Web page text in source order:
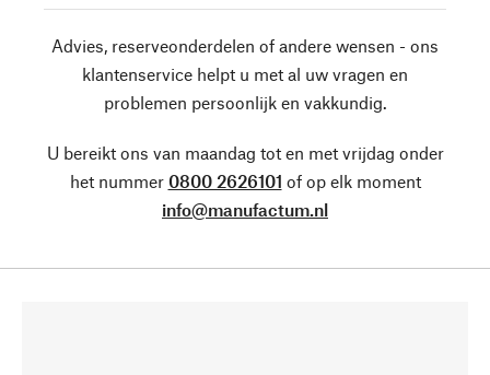
Advies, reserveonderdelen of andere wensen - ons
klantenservice helpt u met al uw vragen en
problemen persoonlijk en vakkundig.
U bereikt ons van maandag tot en met vrijdag onder
het nummer 0800 2626101 of op elk moment
info@manufactum.nl